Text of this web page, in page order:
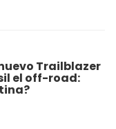
Trailblazer
el off-road: